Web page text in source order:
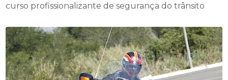
curso profissionalizante de segurança do trânsito